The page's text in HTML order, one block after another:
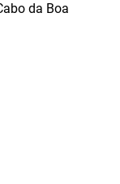
da Boa